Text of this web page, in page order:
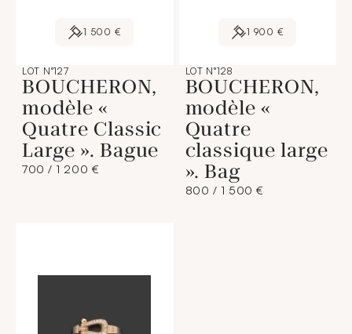
1 500 €
LOT N°127
BOUCHERON,
modèle «
Quatre Classic
Large ». Bague
700 / 1 200 €
1 900 €
LOT N°128
BOUCHERON,
modèle «
Quatre
classique large
». Bag
800 / 1 500 €